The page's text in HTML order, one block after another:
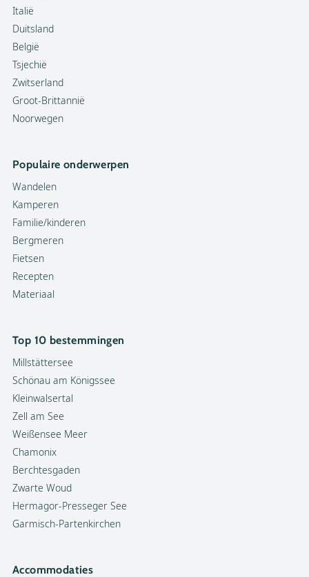
Italië
Duitsland
België
Tsjechië
Zwitserland
Groot-Brittannië
Noorwegen
Populaire onderwerpen
Wandelen
Kamperen
Familie/kinderen
Bergmeren
Fietsen
Recepten
Materiaal
Top 10 bestemmingen
Millstättersee
Schönau am Königssee
Kleinwalsertal
Zell am See
Weißensee Meer
Chamonix
Berchtesgaden
Zwarte Woud
Hermagor-Presseger See
Garmisch-Partenkirchen
Accommodaties